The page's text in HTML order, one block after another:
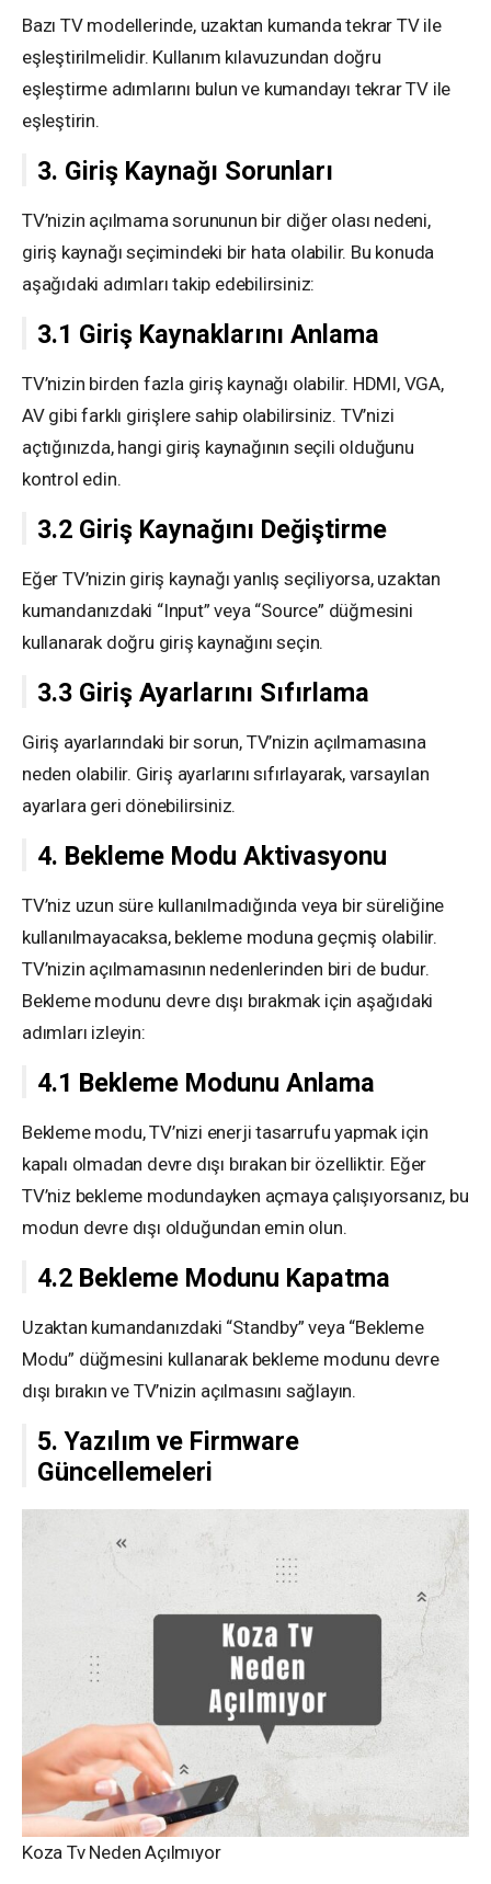
Bazı TV modellerinde, uzaktan kumanda tekrar TV ile
eşleştirilmelidir. Kullanım kılavuzundan doğru
eşleştirme adımlarını bulun ve kumandayı tekrar TV ile
eşleştirin.
3. Giriş Kaynağı Sorunları
TV’nizin açılmama sorununun bir diğer olası nedeni,
giriş kaynağı seçimindeki bir hata olabilir. Bu konuda
aşağıdaki adımları takip edebilirsiniz:
3.1 Giriş Kaynaklarını Anlama
TV’nizin birden fazla giriş kaynağı olabilir. HDMI, VGA,
AV gibi farklı girişlere sahip olabilirsiniz. TV’nizi
açtığınızda, hangi giriş kaynağının seçili olduğunu
kontrol edin.
3.2 Giriş Kaynağını Değiştirme
Eğer TV’nizin giriş kaynağı yanlış seçiliyorsa, uzaktan
kumandanızdaki “Input” veya “Source” düğmesini
kullanarak doğru giriş kaynağını seçin.
3.3 Giriş Ayarlarını Sıfırlama
Giriş ayarlarındaki bir sorun, TV’nizin açılmamasına
neden olabilir. Giriş ayarlarını sıfırlayarak, varsayılan
ayarlara geri dönebilirsiniz.
4. Bekleme Modu Aktivasyonu
TV’niz uzun süre kullanılmadığında veya bir süreliğine
kullanılmayacaksa, bekleme moduna geçmiş olabilir.
TV’nizin açılmamasının nedenlerinden biri de budur.
Bekleme modunu devre dışı bırakmak için aşağıdaki
adımları izleyin:
4.1 Bekleme Modunu Anlama
Bekleme modu, TV’nizi enerji tasarrufu yapmak için
kapalı olmadan devre dışı bırakan bir özelliktir. Eğer
TV’niz bekleme modundayken açmaya çalışıyorsanız, bu
modun devre dışı olduğundan emin olun.
4.2 Bekleme Modunu Kapatma
Uzaktan kumandanızdaki “Standby” veya “Bekleme
Modu” düğmesini kullanarak bekleme modunu devre
dışı bırakın ve TV’nizin açılmasını sağlayın.
5. Yazılım ve Firmware
Güncellemeleri
Koza Tv Neden Açılmıyor